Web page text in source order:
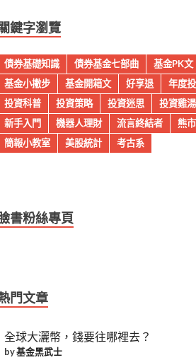
關鍵字瀏覽
債券基礎知識 債券基金七部曲
基金PK文
基金小撇步
基金開箱文 好享退
年度
投資科普
投資策略 投資迷思
投資雞湯
新手入門
機器人理財 流言終結者
熊
簡報小教室
美股統計 考古系
書粉絲專頁
門文章
全球大灑幣，錢要往哪裡去？
by基金黑武士